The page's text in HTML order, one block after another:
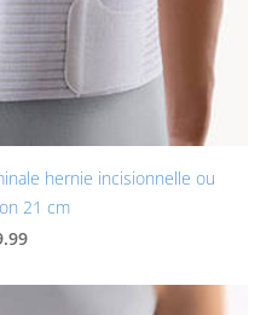
hernie incisionnelle ou
21 cm